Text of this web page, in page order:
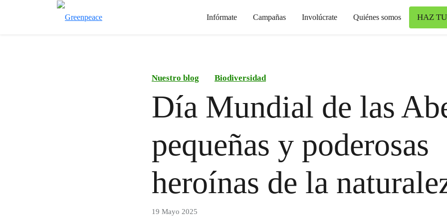
Infórmate Campañas Involúcrate Quiénes somos HAZ
Nuestro blog Biodiversidad
Día Mundial de las
pequeñas y poderosas
heroínas de la
19 Mayo 2025